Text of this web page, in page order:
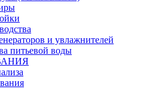
и увлажнителей
питьевой воды